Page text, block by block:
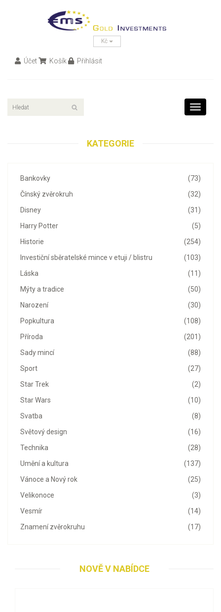
Kč
Účet Košík Přihlásit
Toggle
KATEGORIE
(73)
Bankovky
(32)
Čínský zvěrokruh
(31)
Disney
(5)
Harry Potter
(254)
Historie
(103)
Investiční sběratelské mince v etuji / blistru
(11)
Láska
(50)
Mýty a tradice
(30)
Narození
(108)
Popkultura
(201)
Příroda
(88)
Sady mincí
(27)
Sport
(2)
Star Trek
(10)
Star Wars
(8)
Svatba
(16)
Světový design
(28)
Technika
(137)
Umění a kultura
(25)
Vánoce a Nový rok
(3)
Velikonoce
(14)
Vesmír
(17)
Znamení zvěrokruhu
NOVĚ V NABÍDCE